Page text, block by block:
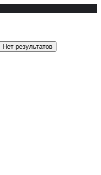
Нет результатов